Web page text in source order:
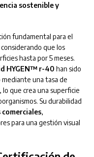
sostenible y
fundamental para el
que los
hasta por 5 meses.
HYGEN™ r-40 han sido
una tasa de
que crea una superficie
Su durabilidad
,
para una gestión visual